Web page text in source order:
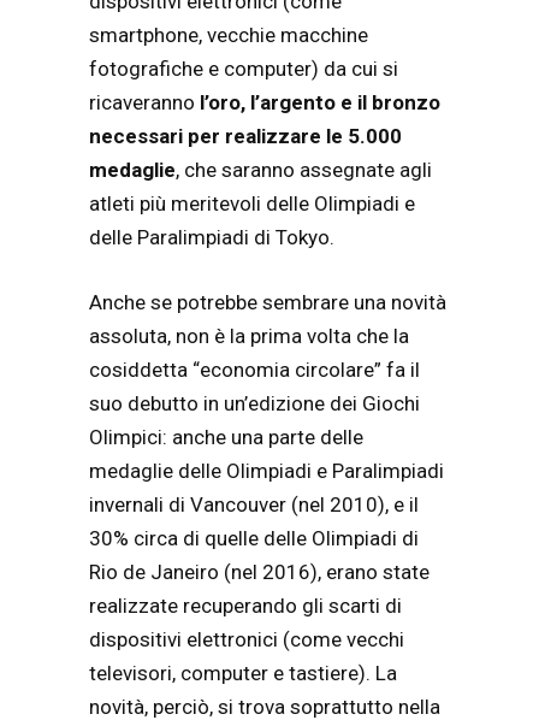
smartphone, vecchie macchine
fotografiche e computer) da cui si
ricaveranno l’oro, l’argento e il bronzo
necessari per realizzare le 5.000
medaglie, che saranno assegnate agli
atleti più meritevoli delle Olimpiadi e
delle Paralimpiadi di Tokyo.
Anche se potrebbe sembrare una novità
assoluta, non è la prima volta che la
cosiddetta “economia circolare” fa il
suo debutto in un’edizione dei Giochi
Olimpici: anche una parte delle
medaglie delle Olimpiadi e Paralimpiadi
invernali di Vancouver (nel 2010), e il
30% circa di quelle delle Olimpiadi di
Rio de Janeiro (nel 2016), erano state
realizzate recuperando gli scarti di
dispositivi elettronici (come vecchi
televisori, computer e tastiere). La
novità, perciò, si trova soprattutto nella